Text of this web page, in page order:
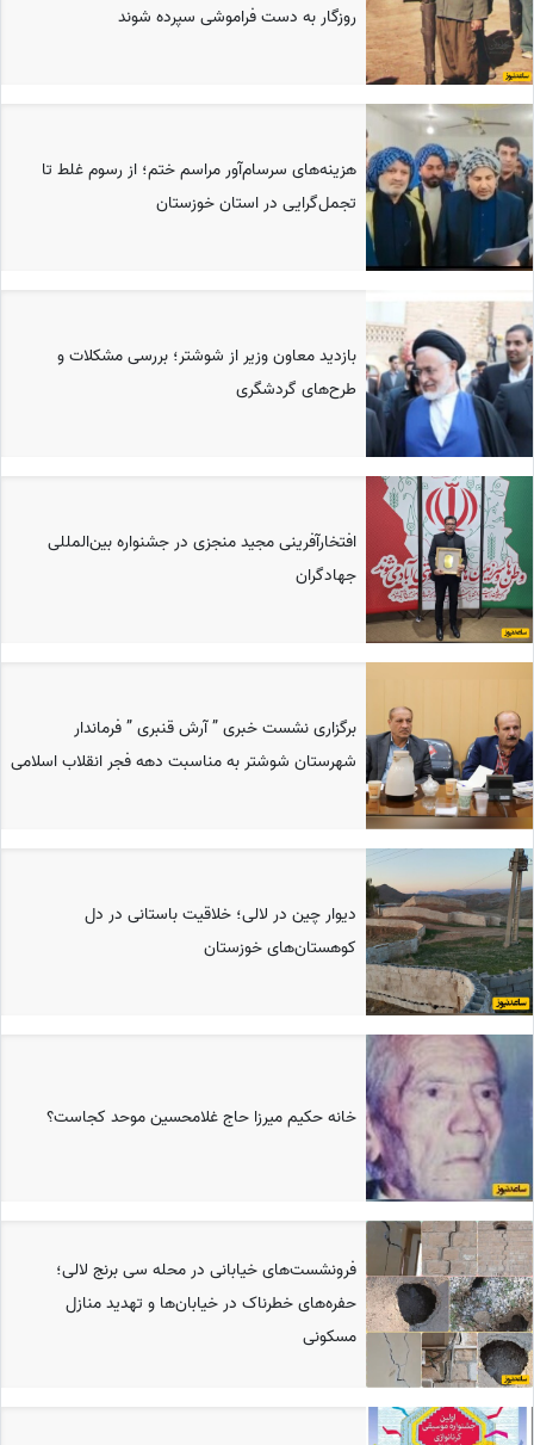
روزگار به دست فراموشی سپرده شوند
هزینه‌های سرسام‌آور مراسم ختم؛ از رسوم غلط تا
تجمل‌گرایی در استان خوزستان
بازدید معاون وزیر از شوشتر؛ بررسی مشکلات و
طرح‌های گردشگری
افتخارآفرینی مجید منجزی در جشنواره بین‌المللی
جهادگران
برگزاری نشست خبری ” آرش قنبری ” فرماندار
شهرستان شوشتر به مناسبت دهه فجر انقلاب اسلامی
دیوار چین در لالی؛ خلاقیت باستانی در دل
کوهستان‌های خوزستان
خانه حکیم میرزا حاج غلامحسین موحد کجاست؟
فرونشست‌های خیابانی در محله سی برنج لالی؛
حفره‌های خطرناک در خیابان‌ها و تهدید منازل
مسکونی